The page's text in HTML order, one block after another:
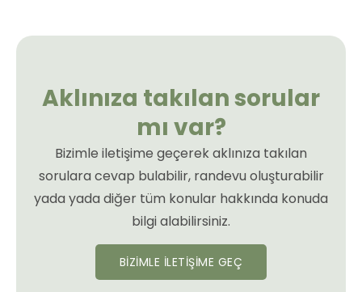
Aklınıza takılan sorular
mı var?
Bizimle iletişime geçerek aklınıza takılan
sorulara cevap bulabilir, randevu oluşturabilir
yada yada diğer tüm konular hakkında konuda
bilgi alabilirsiniz.
BİZİMLE İLETİŞİME GEÇ